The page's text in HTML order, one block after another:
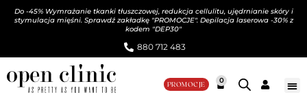
Do -45% Wymrażanie tkanki tłuszczowej, redukcja cellulitu, ujędrnianie skóry i
stymulacja mięśni. Sprawdź zakładkę "PROMOCJE". Depilacja laserowa -30% z
kodem "DEP30"
880 712 483​
PROMOCJE 0